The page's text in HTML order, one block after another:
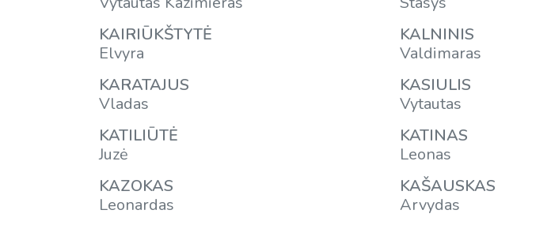
KAIRIŪKŠTYTĖ
Elvyra
KALNINIS
Valdimaras
KARATAJUS
Vladas
KASIULIS
Vytautas
KATILIŪTĖ
Juzė
KATINAS
Leonas
KAZOKAS
Leonardas
KAŠAUSKAS
Arvydas